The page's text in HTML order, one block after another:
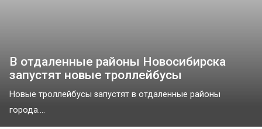
В отдаленные районы Новосибирска
запустят новые троллейбусы
Новые троллейбусы запустят в отдаленные районы
города....